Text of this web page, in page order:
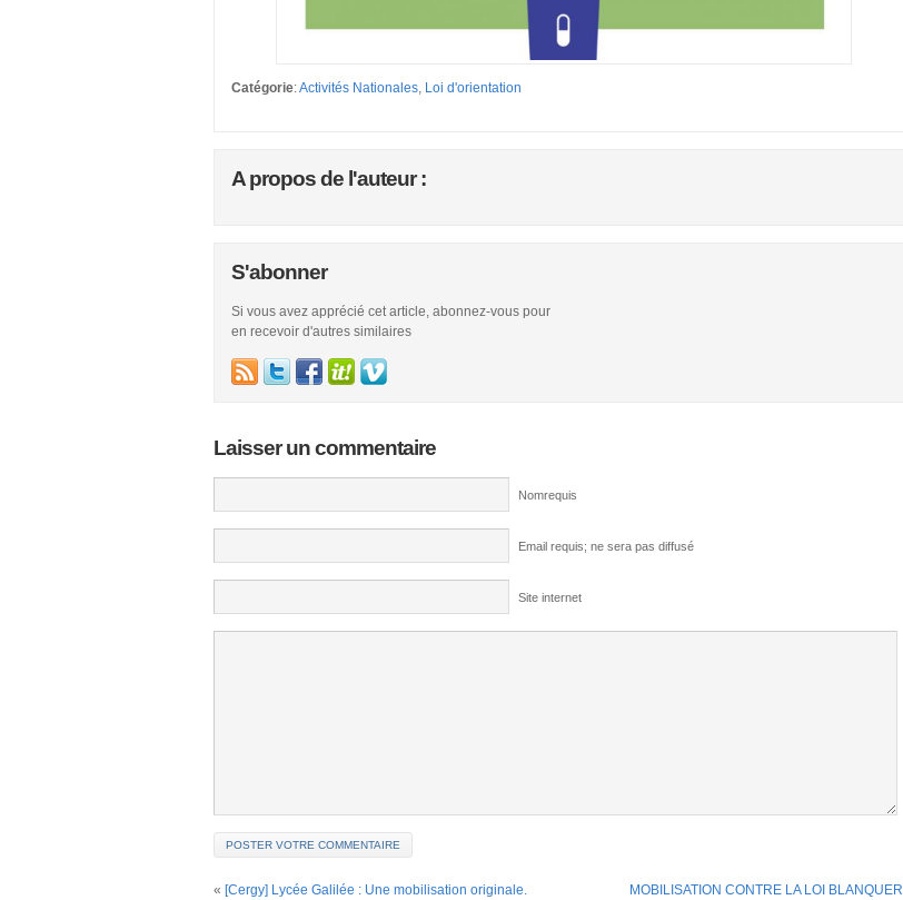
Catégorie:Activités Nationales, Loi d'orientation
A propos de l'auteur :
S'abonner
Si vous avez apprécié cet article, abonnez-vous pour
en recevoir d'autres similaires
Laisser un commentaire
Nomrequis
Email requis; ne sera pas diffusé
Site internet
« [Cergy] Lycée Galilée : Une mobilisation originale. MOBILISATION CONTRE LA LOI BLANQUER